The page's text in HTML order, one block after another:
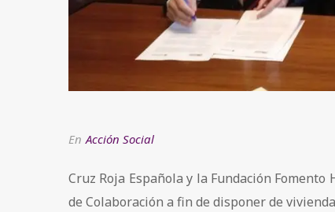
En Acción Social
Cruz Roja Española y la Fundación
de Colaboración a fin de disponer de